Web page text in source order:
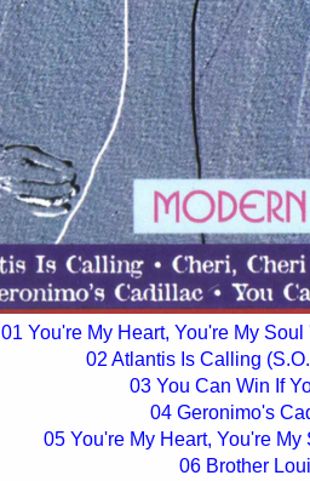
01 You're My Heart, You're My
02 Atlantis Is Calling
03 You Can Win If
04 Geronimo's
05 You're My Heart, You're My
06 Brother